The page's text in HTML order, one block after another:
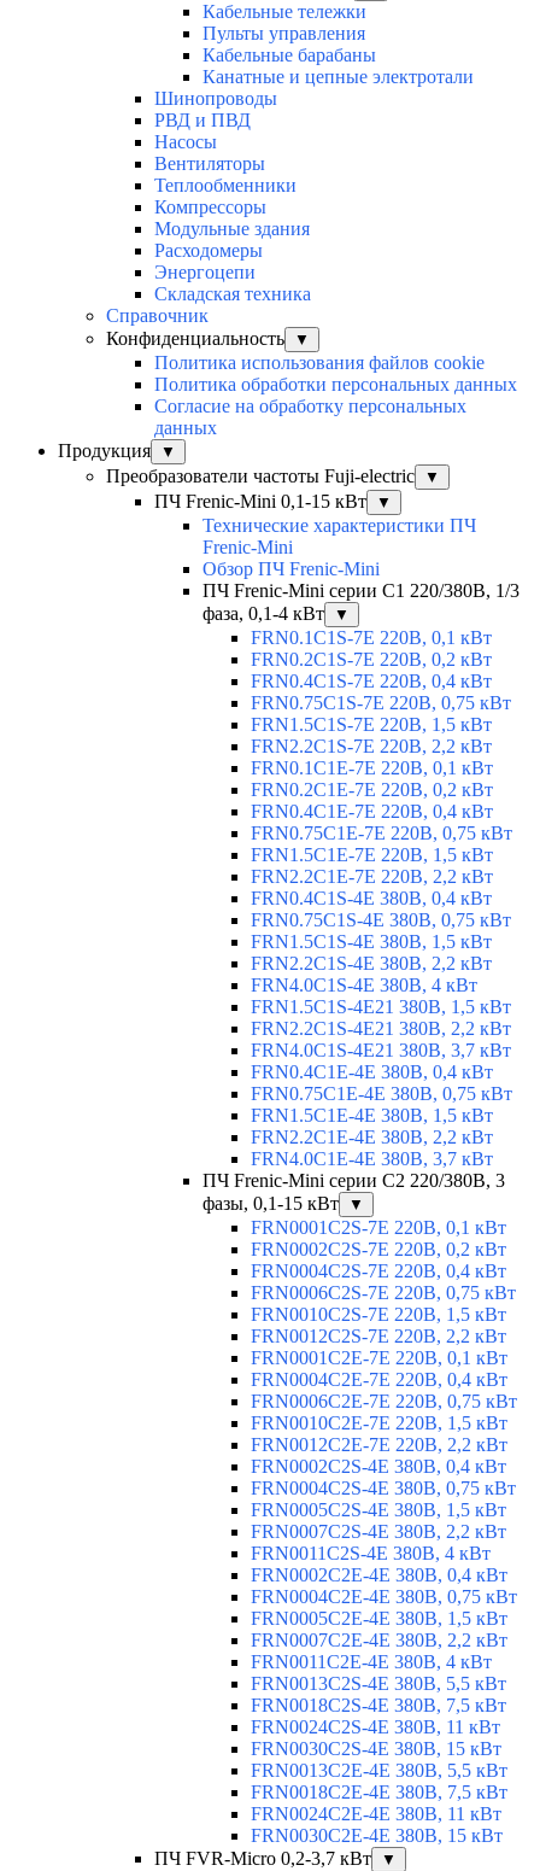
Кабельные тележки
Пульты управления
Кабельные барабаны
Канатные и цепные электротали
Шинопроводы
РВД и ПВД
Насосы
Вентиляторы
Теплообменники
Компрессоры
Модульные здания
Расходомеры
Энергоцепи
Складская техника
Справочник
Конфиденциальность
▼
Политика использования файлов cookie
Политика обработки персональных данных
Согласие на обработку персональных
данных
Продукция
▼
Преобразователи частоты Fuji-electric ▼
ПЧ Frenic-Mini 0,1-15 кВт ▼
Технические характеристики ПЧ
Frenic-Mini
Обзор ПЧ Frenic-Mini
ПЧ Frenic-Mini серии C1 220/380В, 1/3
фаза, 0,1-4 кВт
▼
FRN0.1C1S-7E 220В, 0,1 кВт
FRN0.2C1S-7E 220В, 0,2 кВт
FRN0.4C1S-7E 220В, 0,4 кВт
FRN0.75C1S-7E 220В, 0,75 кВт
FRN1.5C1S-7E 220В, 1,5 кВт
FRN2.2C1S-7E 220В, 2,2 кВт
FRN0.1C1E-7E 220В, 0,1 кВт
FRN0.2C1E-7E 220В, 0,2 кВт
FRN0.4C1E-7E 220В, 0,4 кВт
FRN0.75C1E-7E 220В, 0,75 кВт
FRN1.5C1E-7E 220В, 1,5 кВт
FRN2.2C1E-7E 220В, 2,2 кВт
FRN0.4C1S-4E 380В, 0,4 кВт
FRN0.75C1S-4E 380В, 0,75 кВт
FRN1.5C1S-4E 380В, 1,5 кВт
FRN2.2C1S-4E 380В, 2,2 кВт
FRN4.0C1S-4E 380В, 4 кВт
FRN1.5C1S-4E21 380В, 1,5 кВт
FRN2.2C1S-4E21 380В, 2,2 кВт
FRN4.0C1S-4E21 380В, 3,7 кВт
FRN0.4C1E-4E 380В, 0,4 кВт
FRN0.75C1E-4E 380В, 0,75 кВт
FRN1.5C1E-4E 380В, 1,5 кВт
FRN2.2C1E-4E 380В, 2,2 кВт
FRN4.0C1E-4E 380В, 3,7 кВт
ПЧ Frenic-Mini серии С2 220/380В, 3
фазы, 0,1-15 кВт
▼
FRN0001C2S-7E 220В, 0,1 кВт
FRN0002C2S-7E 220В, 0,2 кВт
FRN0004C2S-7E 220В, 0,4 кВт
FRN0006C2S-7E 220В, 0,75 кВт
FRN0010C2S-7E 220В, 1,5 кВт
FRN0012C2S-7E 220В, 2,2 кВт
FRN0001C2E-7E 220В, 0,1 кВт
FRN0004C2E-7E 220В, 0,4 кВт
FRN0006C2E-7E 220В, 0,75 кВт
FRN0010C2E-7E 220В, 1,5 кВт
FRN0012C2E-7E 220В, 2,2 кВт
FRN0002C2S-4E 380В, 0,4 кВт
FRN0004C2S-4E 380В, 0,75 кВт
FRN0005C2S-4E 380В, 1,5 кВт
FRN0007C2S-4E 380В, 2,2 кВт
FRN0011C2S-4E 380В, 4 кВт
FRN0002C2E-4E 380В, 0,4 кВт
FRN0004C2E-4E 380В, 0,75 кВт
FRN0005C2E-4E 380В, 1,5 кВт
FRN0007C2E-4E 380В, 2,2 кВт
FRN0011C2E-4E 380В, 4 кВт
FRN0013C2S-4E 380В, 5,5 кВт
FRN0018C2S-4E 380В, 7,5 кВт
FRN0024C2S-4E 380В, 11 кВт
FRN0030C2S-4E 380В, 15 кВт
FRN0013C2E-4E 380В, 5,5 кВт
FRN0018C2E-4E 380В, 7,5 кВт
FRN0024C2E-4E 380В, 11 кВт
FRN0030C2E-4E 380В, 15 кВт
ПЧ FVR-Micro 0,2-3,7 кВт
▼